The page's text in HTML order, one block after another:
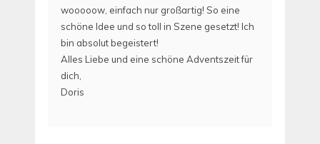
wooooow, einfach nur großartig! So eine
schöne Idee und so toll in Szene gesetzt! Ich
bin absolut begeistert!
Alles Liebe und eine schöne Adventszeit für
dich,
Doris